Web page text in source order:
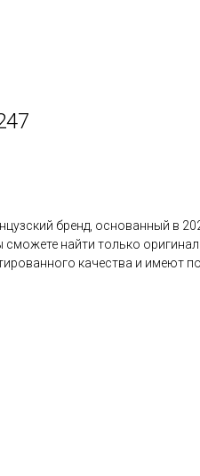
бренд, основанный в
сможете найти только
качества и имеют